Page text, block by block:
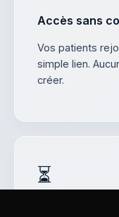
Accès sans
Vos patients
simple lien.
créer.
⏳